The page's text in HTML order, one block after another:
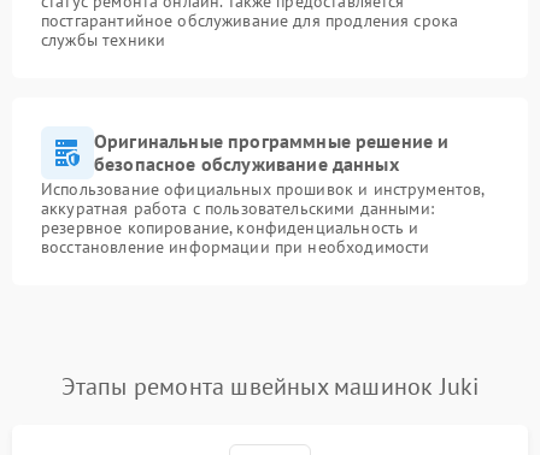
постгарантийное обслуживание для продления срока
службы техники
Оригинальные программные решение и
безопасное обслуживание данных
Использование официальных прошивок и инструментов,
аккуратная работа с пользовательскими данными:
резервное копирование, конфиденциальность и
восстановление информации при необходимости
Этапы ремонта швейных машинок Juki